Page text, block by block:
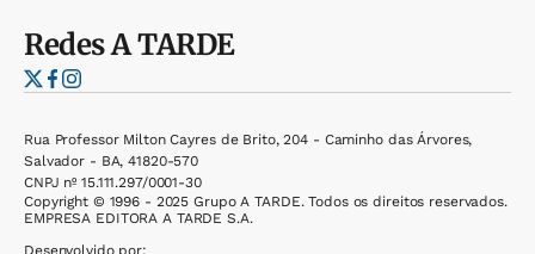
RedesA TARDE
Rua Professor Milton Cayres de Brito, 204 - Caminho das Árvores,
Salvador - BA, 41820-570
CNPJ nº 15.111.297/0001-30
Copyright © 1996 - 2025 Grupo A TARDE. Todos os direitos reservados.
EMPRESA EDITORA A TARDE S.A.
Desenvolvido por: